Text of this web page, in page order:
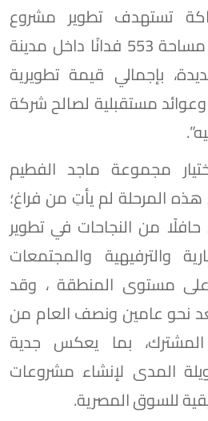
تستهدف تطوير مشروع
عمراني متكامل على مساحة 553 فدانًا داخل مدينة
بإجمالي قيمة تطويرية
دولار، وعوائد مستقبلية لصالح شركة
مجموعة ماجد الفطيم
المرحلة لم يأتِ من فراغ؛
من النجاحات في تطوير
والترفيهية والمجتمعات
على مستوى المنطقة ، وقد
نحو عامين ونصف العام من
المشترك، بما يعكس جدية
المدى لإنشاء مشروعات
للسوق المصرية.